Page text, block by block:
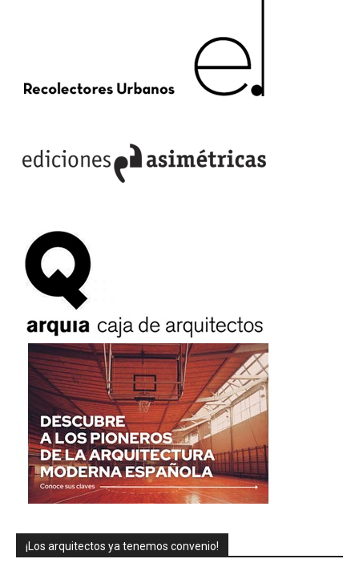
¡Los arquitectos ya tenemos convenio!